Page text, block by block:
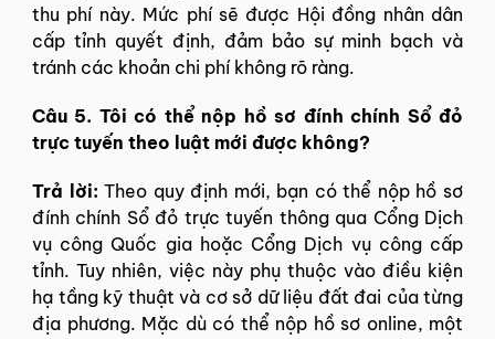
thu phí này. Mức phí sẽ được Hội đồng nhân dân
cấp tỉnh quyết định, đảm bảo sự minh bạch và
tránh các khoản chi phí không rõ ràng.
Câu 5. Tôi có thể nộp hồ sơ đính chính Sổ đỏ
trực tuyến theo luật mới được không?
Trả lời: Theo quy định mới, bạn có thể nộp hồ sơ
đính chính Sổ đỏ trực tuyến thông qua Cổng Dịch
vụ công Quốc gia hoặc Cổng Dịch vụ công cấp
tỉnh. Tuy nhiên, việc này phụ thuộc vào điều kiện
hạ tầng kỹ thuật và cơ sở dữ liệu đất đai của từng
địa phương. Mặc dù có thể nộp hồ sơ online, một